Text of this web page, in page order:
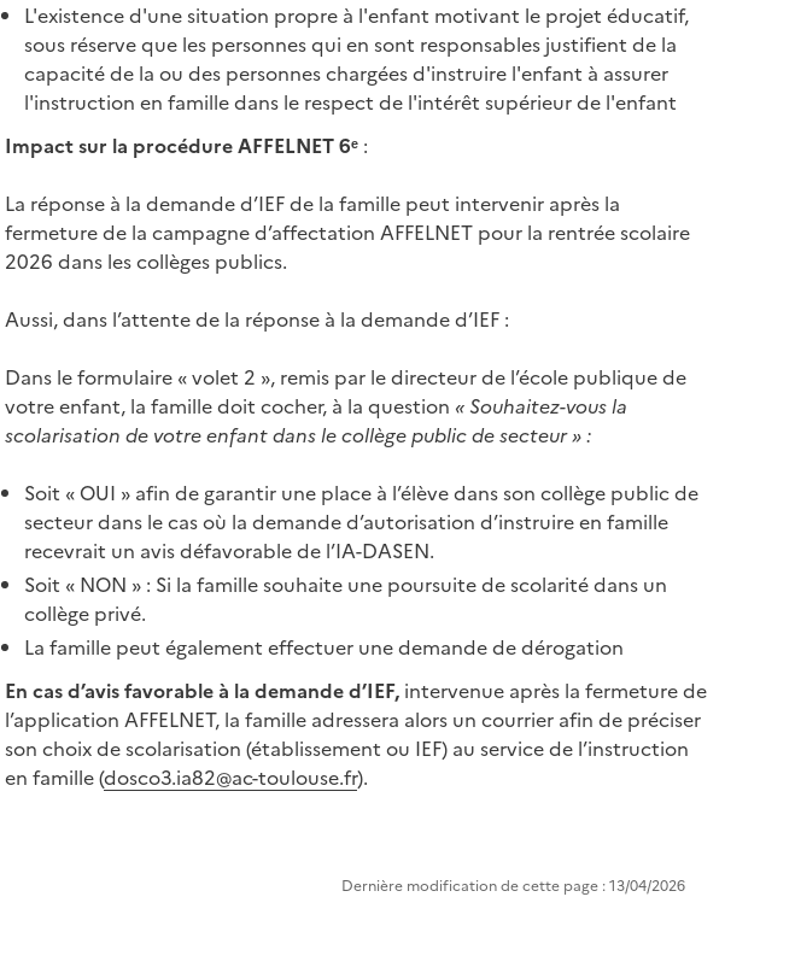
L'existence d'une situation propre à l'enfant motivant le projet éducatif,
sous réserve que les personnes qui en sont responsables justifient de la
capacité de la ou des personnes chargées d'instruire l'enfant à assurer
l'instruction en famille dans le respect de l'intérêt supérieur de l'enfant
Impact sur la procédure AFFELNET 6ᵉ :
La réponse à la demande d’IEF de la famille peut intervenir après la
fermeture de la campagne d’affectation AFFELNET pour la rentrée scolaire
2026 dans les collèges publics.
Aussi, dans l’attente de la réponse à la demande d’IEF :
Dans le formulaire « volet 2 », remis par le directeur de l’école publique de
votre enfant, la famille doit cocher, à la question « Souhaitez-vous la
scolarisation de votre enfant dans le collège public de secteur » :
Soit « OUI » afin de garantir une place à l’élève dans son collège public de
secteur dans le cas où la demande d’autorisation d’instruire en famille
recevrait un avis défavorable de l’IA-DASEN.
Soit « NON » : Si la famille souhaite une poursuite de scolarité dans un
collège privé.
La famille peut également effectuer une demande de dérogation
En cas d’avis favorable à la demande d’IEF, intervenue après la fermeture de
l’application AFFELNET, la famille adressera alors un courrier afin de préciser
son choix de scolarisation (établissement ou IEF) au service de l’instruction
en famille (dosco3.ia82@ac-toulouse.fr).
Dernière modification de cette page : 13/04/2026